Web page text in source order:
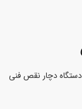
دچار نقص فنی